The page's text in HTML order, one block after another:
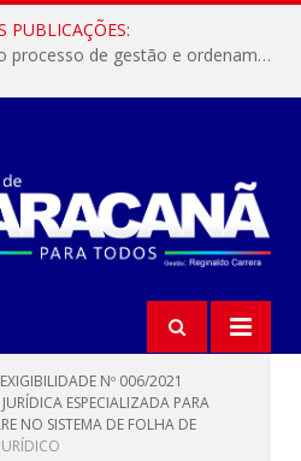
PUBLICAÇÕES:
Resex Maracanã avança no processo de gestão e ordenamento do turismo em nossas áreas protegidas.
Nº 006/2021
ESPECIALIZADA PARA
NO SISTEMA DE FOLHA DE